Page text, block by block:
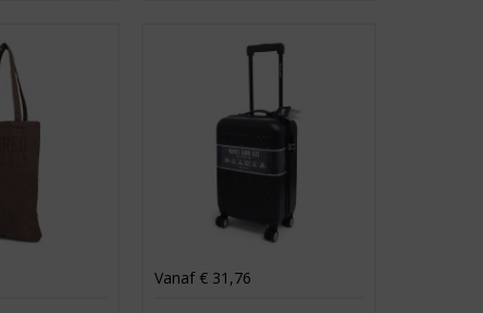
Vanaf € 31,76